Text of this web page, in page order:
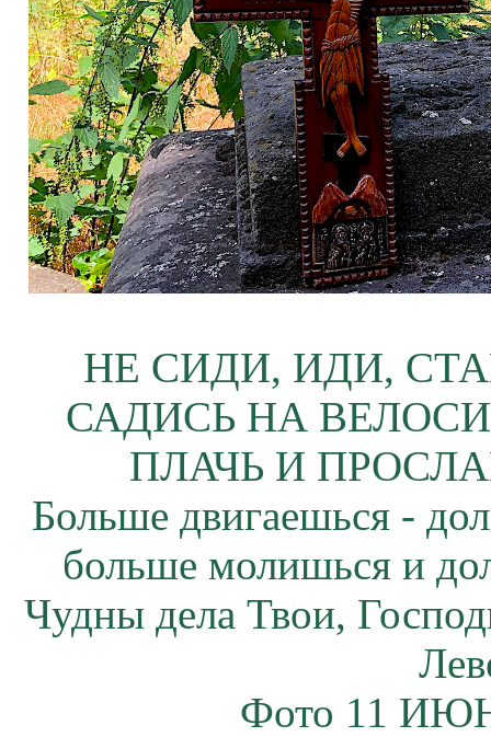
НЕ СИДИ, ИДИ,
САДИСЬ НА
ПЛАЧЬ И
Больше двигаешься -
больше молишься и
Чудны дела Твои,
Фото 11